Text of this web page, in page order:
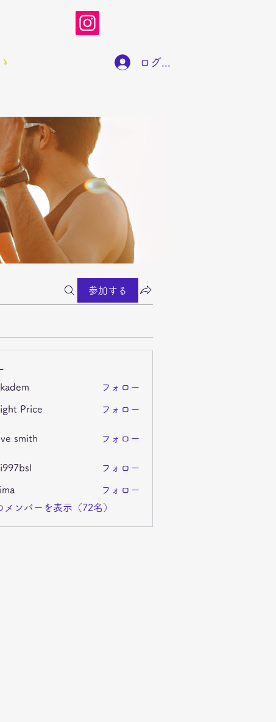
ログイン
参加する
フォロー
Price フォロー
smith フォロー
フォロー
フォロー
メンバーを表示（72名）